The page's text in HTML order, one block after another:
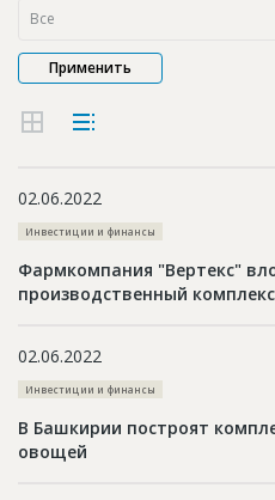
Глоссарий
Новости
Платные услуги
Правила работы
Личный кабинет
Все
02.06.2022
Инвестиции и финансы
Фармкомпания "Вертекс"
производственный комплекс
02.06.2022
Инвестиции и финансы
В Башкирии построят
овощей